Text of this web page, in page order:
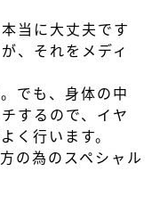
当に大丈夫です
、それを メディ
でも、身体の中
するので、 イヤ
く行います。
の為のスペシャル